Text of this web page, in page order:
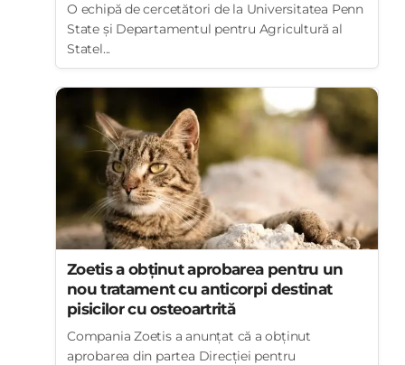
O echipă de cercetători de la Universitatea Penn
State și Departamentul pentru Agricultură al
Statel...
Zoetis a obținut aprobarea pentru un
nou tratament cu anticorpi destinat
pisicilor cu osteoartrită
Compania Zoetis a anunțat că a obținut
aprobarea din partea Direcției pentru